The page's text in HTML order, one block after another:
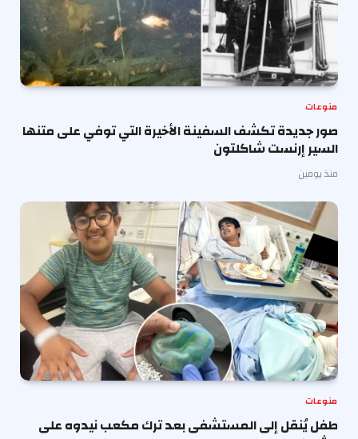
منوعات
صور جديدة تكشف السفينة الأخيرة التي توفي على متنها
السير إرنست شاكلتون
منذ يومين
منوعات
طفل يُنقل إلى المستشفى بعد ترك مكعب نيدوه على